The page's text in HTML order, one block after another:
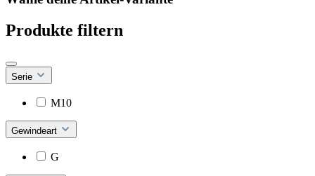
Produkte filtern
Serie
M10
Gewindeart
G